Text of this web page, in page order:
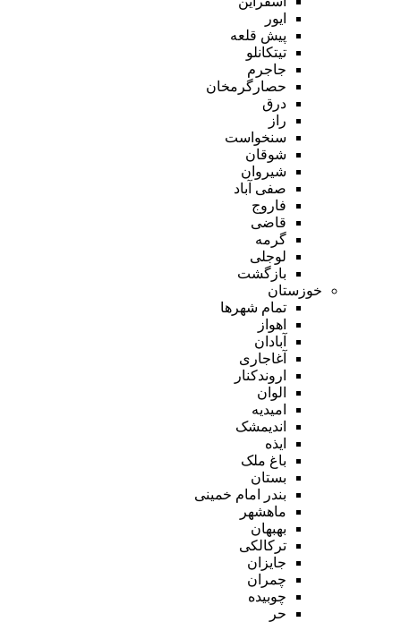
ایور
پیش قلعه
تیتکانلو
جاجرم
حصارگرمخان
درق
راز
سنخواست
شوقان
شیروان
صفی آباد
فاروج
قاضی
گرمه
لوجلی
بازگشت
خوزستان
تمام شهر‌ها
اهواز
آبادان
آغاجاری
اروندکنار
الوان
امیدیه
اندیمشک
ایذه
باغ ملک
بستان
بندر امام خمینی
ماهشهر
بهبهان
ترکالکی
جایزان
چمران
چوبیده
حر